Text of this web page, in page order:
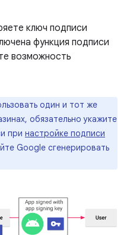
ключ подписи
функция подписи
возможность
один и тот же
обязательно укажите
при настройке подписи
Google сгенерировать